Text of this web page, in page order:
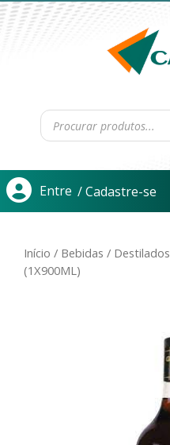
Entre / Cadastre-se
Início / Bebidas / Destilados
(1X900ML)